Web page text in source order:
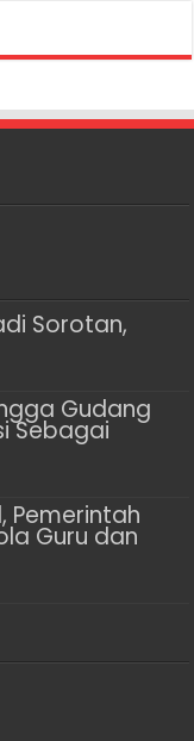
Sorotan,
Gudang
Sebagai
Pemerintah
Guru dan